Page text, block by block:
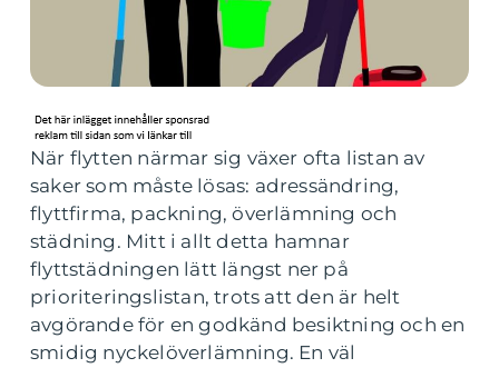
När flytten närmar sig växer ofta listan av
saker som måste lösas: adressändring,
flyttfirma, packning, överlämning och
städning. Mitt i allt detta hamnar
flyttstädningen lätt längst ner på
prioriteringslistan, trots att den är helt
avgörande för en godkänd besiktning och en
smidig nyckelöverlämning. En väl